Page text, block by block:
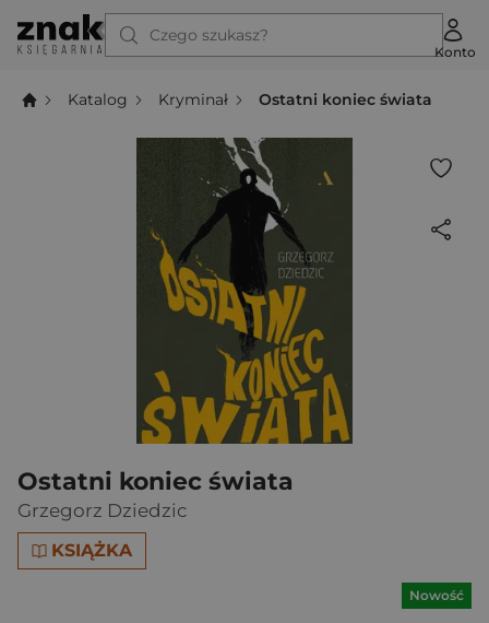
Czego szukasz?
Konto
Katalog Kryminał Ostatni koniec świata
Ostatni koniec świata
Grzegorz Dziedzic
KSIĄŻKA
Nowość